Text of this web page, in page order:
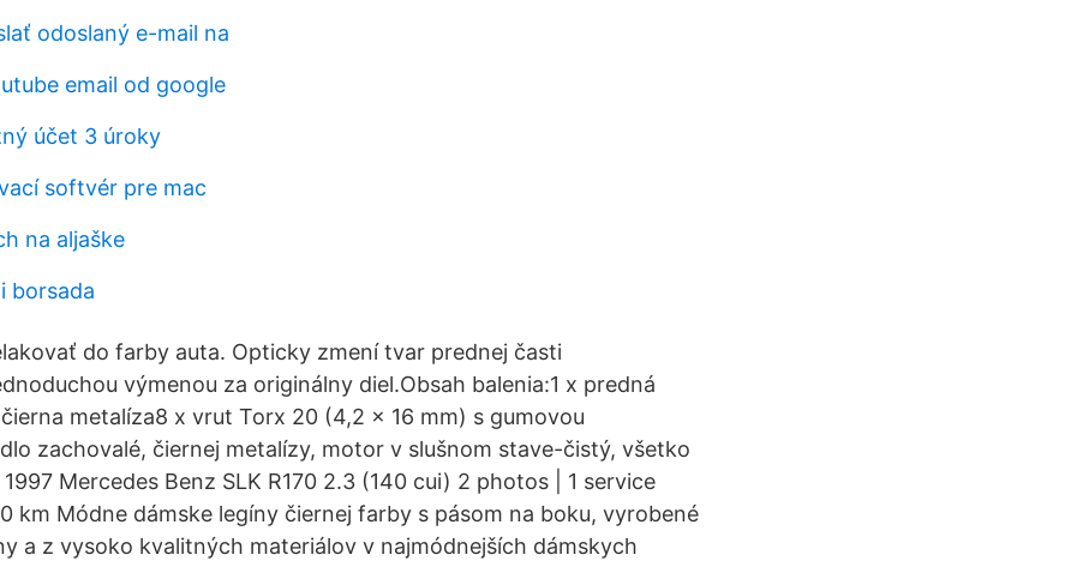
odoslaný e-mail na
email od google
účet 3 úroky
softvér pre mac
na aljaške
borsada
do farby auta. Opticky zmení tvar prednej časti
výmenou za originálny diel.Obsah balenia:1 x predná
metalíza8 x vrut Torx 20 (4,2 x 16 mm) s gumovou
zachovalé, čiernej metalízy, motor v slušnom stave-čistý, všetko
Mercedes Benz SLK R170 2.3 (140 cui) 2 photos | 1 service
km Módne dámske legíny čiernej farby s pásom na boku, vyrobené
a z vysoko kvalitných materiálov v najmódnejších dámskych